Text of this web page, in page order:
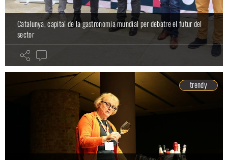
Catalunya, capital de la gastronomia mundial per debatre el futur del
sector
trendy